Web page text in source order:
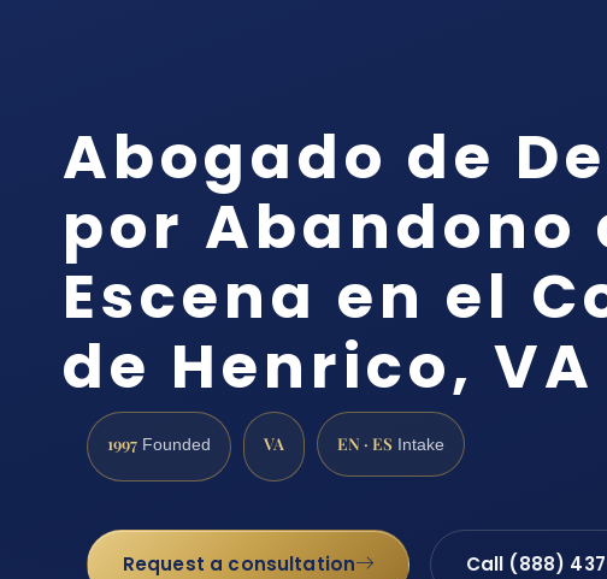
Abogado de
por Abandono
Escena en el
de Henrico, VA
1997 Founded VA EN · ES Intake
Request a consultation Call (888)